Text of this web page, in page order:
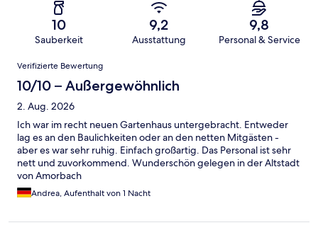
10
Sauberkeit
9,2
Ausstattung
9,8
Personal & Service
Bewertungen
Verifizierte Bewertung
10/10 – Außergewöhnlich
2. Aug. 2026
Ich war im recht neuen Gartenhaus untergebracht. Entweder
lag es an den Baulichkeiten oder an den netten Mitgästen -
aber es war sehr ruhig. Einfach großartig. Das Personal ist sehr
nett und zuvorkommend. Wunderschön gelegen in der Altstadt
von Amorbach
Andrea, Aufenthalt von 1 Nacht